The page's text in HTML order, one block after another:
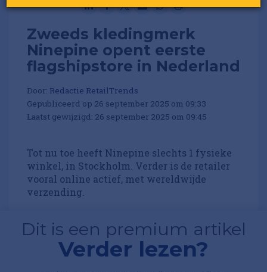
Zweeds kledingmerk
Ninepine opent eerste
flagshipstore in Nederland
Door: Redactie RetailTrends
Gepubliceerd op 26 september 2025 om 09:33
Laatst gewijzigd: 26 september 2025 om 09:45
Tot nu toe heeft Ninepine slechts 1 fysieke
winkel, in Stockholm. Verder is de retailer
vooral online actief, met wereldwijde
verzending.
Dit is een premium artikel
Verder lezen?